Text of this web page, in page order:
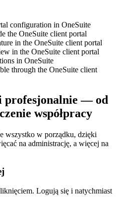
profesjonalnie — od
współpracy
wszystko w porządku, dzięki
na administrację, a więcej na
Logują się i natychmiast